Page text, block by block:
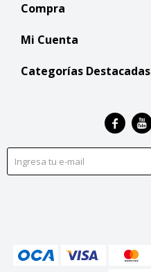
Compra
Mi Cuenta
Categorías Destacadas
 